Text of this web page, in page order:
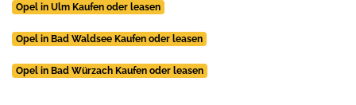
Opel in Ulm Kaufen oder leasen
Opel in Bad Waldsee Kaufen oder leasen
Opel in Bad Würzach Kaufen oder leasen